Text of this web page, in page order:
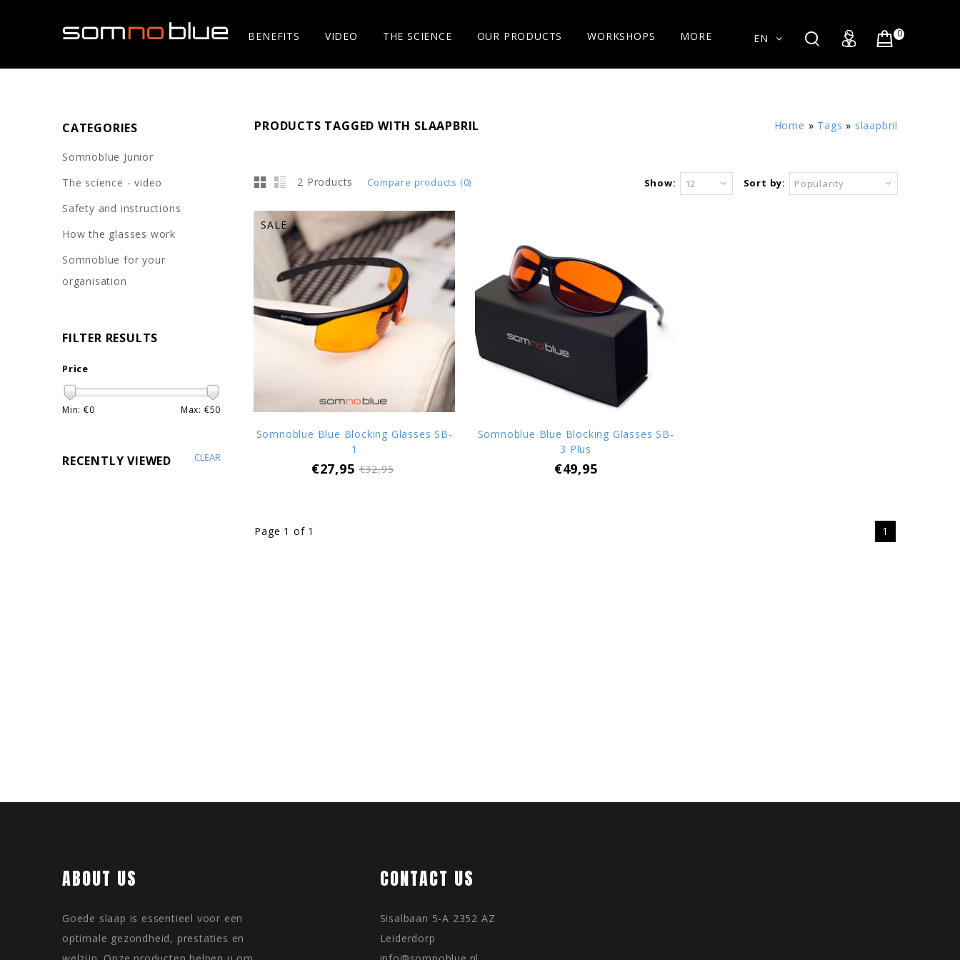
BENEFITS VIDEO THE SCIENCE OUR PRODUCTS WORKSHOPS MORE 0
EN
Home » Tags » slaapbril
PRODUCTS TAGGED WITH SLAAPBRIL
2 Products Compare products (0) Sort by: Popularity
Show: 12
Somnoblue Blue Blocking Glasses SB-
1
€27,95€32,95
SALE
Somnoblue Blue Blocking Glasses SB-
3 Plus
€49,95
Page 1 of 1 1
CATEGORIES
Somnoblue Junior
The science - video
Safety and instructions
How the glasses work
Somnoblue for your
organisation
FILTER RESULTS
Price
Min: €0 Max: €50
RECENTLY VIEWED CLEAR
ABOUT US
Goede slaap is essentieel voor een
optimale gezondheid, prestaties en
CONTACT US
Sisalbaan 5-A 2352 AZ
Leiderdorp